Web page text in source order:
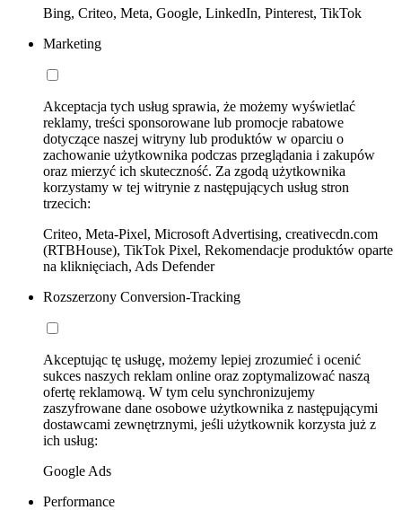
Bing, Criteo, Meta, Google, LinkedIn, Pinterest, TikTok
Marketing
Akceptacja tych usług sprawia, że możemy wyświetlać
reklamy, treści sponsorowane lub promocje rabatowe
dotyczące naszej witryny lub produktów w oparciu o
zachowanie użytkownika podczas przeglądania i zakupów
oraz mierzyć ich skuteczność. Za zgodą użytkownika
korzystamy w tej witrynie z następujących usług stron
trzecich:
Criteo, Meta-Pixel, Microsoft Advertising, creativecdn.com
(RTBHouse), TikTok Pixel, Rekomendacje produktów oparte
na kliknięciach, Ads Defender
Rozszerzony Conversion-Tracking
Akceptując tę usługę, możemy lepiej zrozumieć i ocenić
sukces naszych reklam online oraz zoptymalizować naszą
ofertę reklamową. W tym celu synchronizujemy
zaszyfrowane dane osobowe użytkownika z następującymi
dostawcami zewnętrznymi, jeśli użytkownik korzysta już z
ich usług:
Google Ads
Performance